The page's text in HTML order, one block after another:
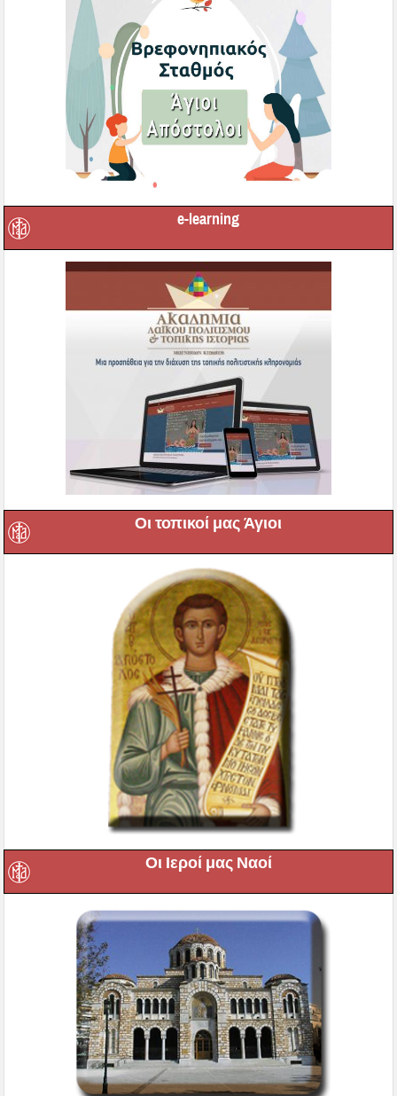
e-learning
Οι τοπικοί μας Άγιοι
Οι Ιεροί μας Ναοί